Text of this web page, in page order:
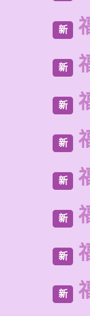
新
新
新
新
新
新
新
新